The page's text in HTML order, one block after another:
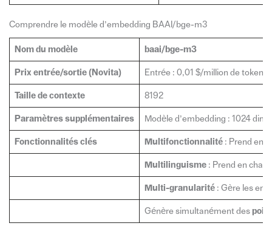
Comprendre le modèle d’embedding BAAI/bge-m3
Nom du modèle baai/bge-m3
Prix entrée/sortie (Novita) Entrée : 0,01 $/million de tokens
Taille de contexte 8192
Paramètres supplémentaires Modèle d’embedding : 1024
Fonctionnalités clés Multifonctionnalité: Prend en
Multilinguisme: Prend en
Multi-granularité: Gère les
Génère simultanément des